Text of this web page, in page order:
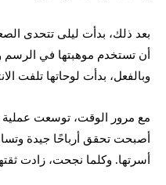
بعد ذلك، بدأت ليلى تتحدى
أن تستخدم موهبتها في الرسم
وبالفعل، بدأت لوحاتها تلفت
مع مرور الوقت، توسعت عملية
أصبحت تحقق أرباحًا جيدة
أسرتها. وكلما نجحت، زادت